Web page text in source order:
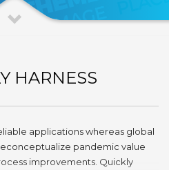
HARNESS
applications whereas global
pandemic value
improvements. Quickly